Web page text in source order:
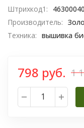
Штрихкод1:
Производитель:
Техника: вышивка
798 руб. 1